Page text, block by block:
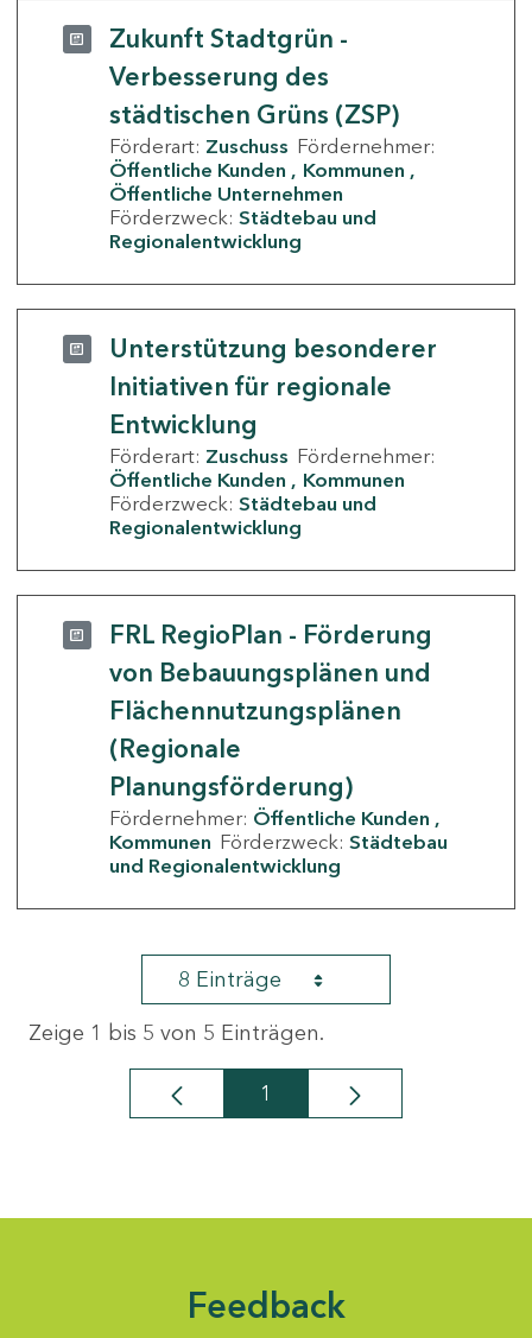
Zukunft Stadtgrün -
Verbesserung des
städtischen Grüns (ZSP)
Förderart: Zuschuss Fördernehmer:
Öffentliche Kunden
Kommunen
Öffentliche Unternehmen
Förderzweck: Städtebau und
Regionalentwicklung
Unterstützung besonderer
Initiativen für regionale
Entwicklung
Förderart: Zuschuss Fördernehmer:
Öffentliche Kunden
Kommunen
Förderzweck: Städtebau und
Regionalentwicklung
FRL RegioPlan - Förderung
von Bebauungsplänen und
Flächennutzungsplänen
(Regionale
Planungsförderung)
Fördernehmer: Öffentliche Kunden
Kommunen Förderzweck: Städtebau
und Regionalentwicklung
8 Einträge
Zeige 1 bis 5 von 5 Einträgen.
Seite
1
Feedback